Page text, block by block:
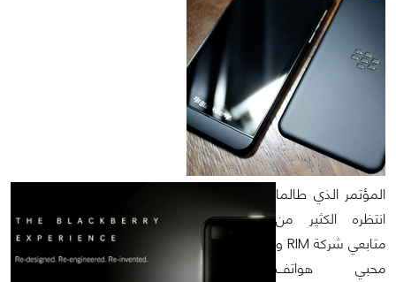
المؤتمر الذي طالما
انتظره الكثير من
متابعي شركة RIM و
محبي هواتف